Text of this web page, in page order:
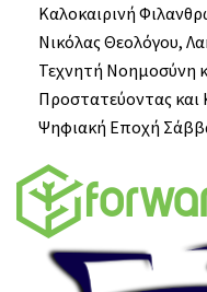
Καλοκαιρινή
Νικόλας Θεολόγου,
Τεχνητή Νοημοσύνη
Προστατεύοντας
Ψηφιακή Εποχή